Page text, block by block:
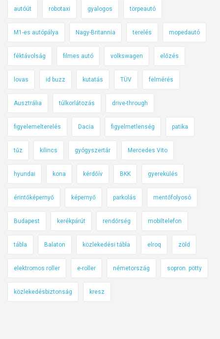
autóút robotaxi gyalogos törpeautó
M1-es autópálya Nagy-Britannia terelés mopedautó
féktávolság filmes autó volkswagen előzés
lovas id buzz kutatás TÜV felmérés
Ausztrália túlkorlátozás drive-through
figyelemelterelés Dacia figyelmetlenség patika
tűz kilincs gyógyszertár Mercedes Vito
hyundai kona kérdőív BKK gyerekülés
érintőképernyő képernyő parkolás mentőfolyosó
Budapest kerékpárút rendőrség mobiltelefon
tábla Balaton közlekedési tábla elroq zöld
elektromos roller e-roller németország sopron. pötty
közlekedésbiztonság kresz